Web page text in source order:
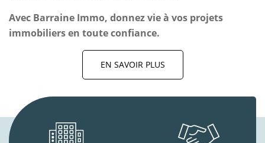
Avec Barraine Immo, donnez vie à vos projets
immobiliers en toute confiance.
EN SAVOIR PLUS